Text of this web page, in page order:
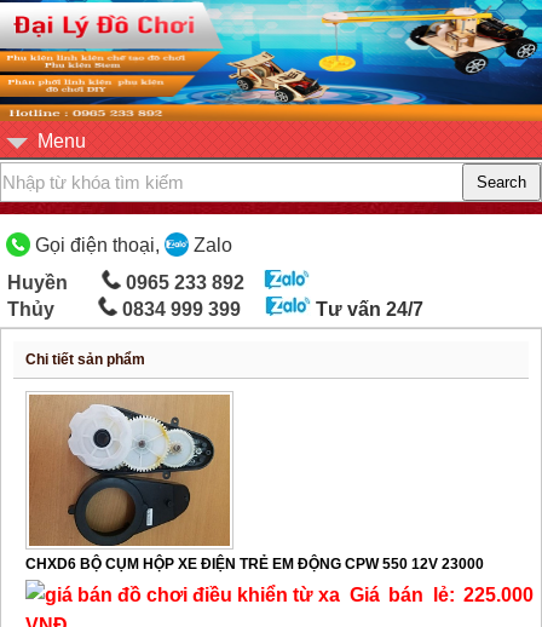
Menu
Gọi điện thoại,
Zalo
Huyền
0965 233 892
Thủy
0834 999 399 Tư vấn 24/7
Chi tiết sản phẩm
CHXD6 BỘ CỤM HỘP XE ĐIỆN TRẺ EM ĐỘNG CPW 550 12V 23000
Giá bán lẻ: 225.000